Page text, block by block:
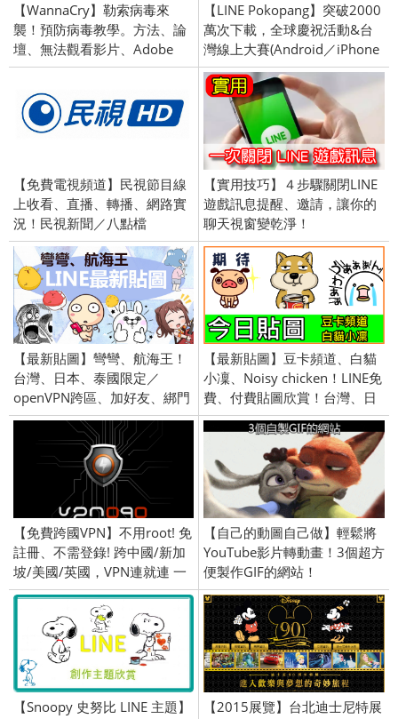
【WannaCry】勒索病毒來
襲！預防病毒教學。方法、論
壇、無法觀看影片、Adobe
Flash版本更新。
【LINE Pokopang】突破2000
萬次下載，全球慶祝活動&台
灣線上大賽(Android／iPhone
iOS)
【免費電視頻道】民視節目線
上收看、直播、轉播、網路實
況！民視新聞／八點檔
【實用技巧】４步驟關閉LINE
遊戲訊息提醒、邀請，讓你的
聊天視窗變乾淨！
【最新貼圖】彎彎、航海王！
台灣、日本、泰國限定／
openVPN跨區、加好友、綁門
號／2017/7/27
【最新貼圖】豆卡頻道、白貓
小凜、Noisy chicken！LINE免
費、付費貼圖欣賞！台灣、日
本、泰國限定／openVPN跨區
／2016/5/26
【免費跨國VPN】不用root! 免
註冊、不需登錄! 跨中國/新加
坡/美國/英國，VPN連就連 一
鍵連接永久免費(Android)
【自己的動圖自己做】輕鬆將
YouTube影片轉動畫！3個超方
便製作GIF的網站！
【Snoopy 史努比 LINE 主題】
【2015展覽】台北迪士尼特展